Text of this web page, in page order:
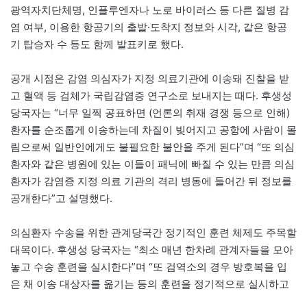
광역자치단체명, 인플루엔자나 노로 바이러스 등 다른 질병 감
염 여부, 이용한 항공기의 출발·도착지 정보와 시각, 같은 항공
기 탑승자 수 등도 함께 발표키로 했다.
공개 시점은 감염 의심자가 지정 의료기관에 이송돼 진찰을 받
고 혈액 등 검체가 국립감염증 연구소로 보내지는 때다. 후생성
당국자는 “너무 일찍 공표하면 (언론의 취재 경쟁 등으로 인해)
환자를 순조롭게 이송하는데 차질이 빚어지고 공항에 사람이 몰
림으로써 일반인에게도 불필요한 불안을 주게 된다”며 “또 의심
환자와 같은 병원에 있는 이들이 패닉에 빠질 수 있는 만큼 의심
환자가 감염증 지정 의료 기관의 격리 병동에 들어간 뒤 정보를
공개한다”고 설명했다.
의심환자 수송을 위한 관계당국간 정기적인 훈련 체제도 주목할
대목이다. 후생성 당국자는 “최소 매년 한차례 관계자들을 모아
놓고 수송 훈련을 실시한다”며 “또 검역소의 경우 방호복을 입
은 채 이송 대상자를 옮기는 등의 훈련을 정기적으로 실시하고